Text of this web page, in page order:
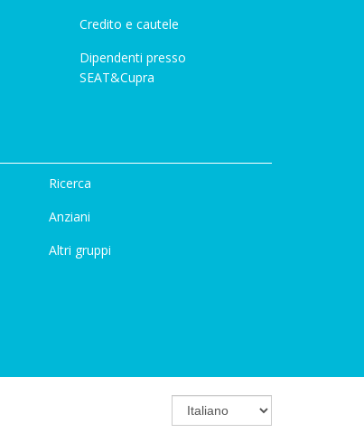
Credito e cautele
Dipendenti presso
SEAT&Cupra
Ricerca
Anziani
Altri gruppi